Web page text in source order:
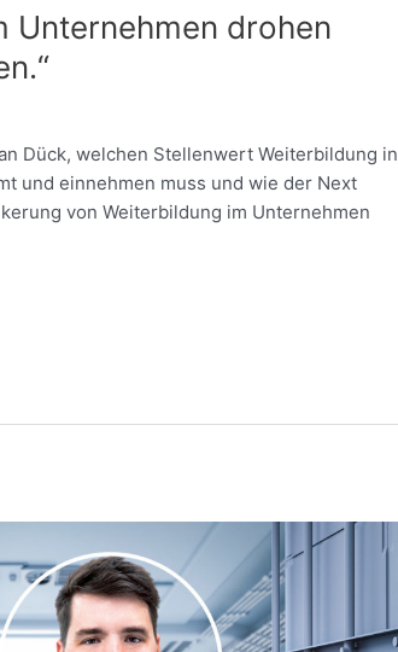
Unternehmen drohen
Dück, welchen Stellenwert Weiterbildung in
und einnehmen muss und wie der Next
von Weiterbildung im Unternehmen